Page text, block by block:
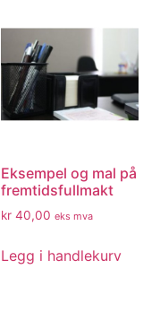
Eksempel og mal på
fremtidsfullmakt
kr40,00 eks mva
Legg i handlekurv